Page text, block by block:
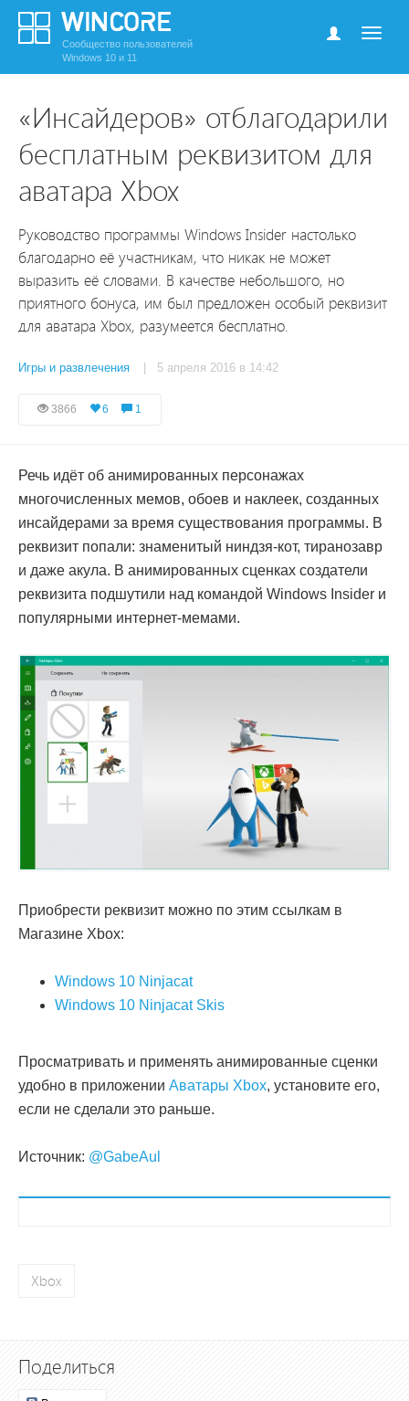
Сообщество пользователей
Windows 10 и 11
«Инсайдеров» отблагодарили
бесплатным реквизитом для
аватара Xbox
Руководство программы Windows Insider настолько
благодарно её участникам, что никак не может
выразить её словами. В качестве небольшого, но
приятного бонуса, им был предложен особый реквизит
для аватара Xbox, разумеется бесплатно.
Игры и развлечения | 5 апреля 2016 в 14:42
3866 6 1
Речь идёт об анимированных персонажах
многочисленных мемов, обоев и наклеек, созданных
инсайдерами за время существования программы. В
реквизит попали: знаменитый ниндзя-кот, тиранозавр
и даже акула. В анимированных сценках создатели
реквизита подшутили над командой Windows Insider и
популярными интернет-мемами.
Приобрести реквизит можно по этим ссылкам в
Магазине Xbox:
Windows 10 Ninjacat
Windows 10 Ninjacat Skis
Просматривать и применять анимированные сценки
удобно в приложении Аватары Xbox, установите его,
если не сделали это раньше.
Источник: @GabeAul
Xbox
Поделиться